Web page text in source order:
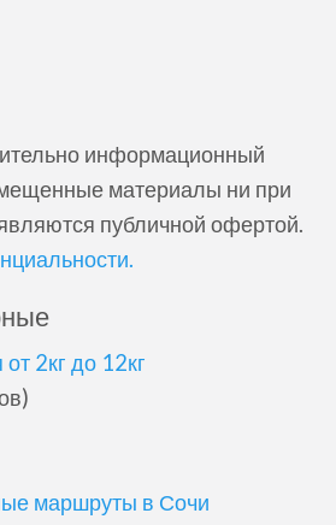
информационный
материалы ни при
публичной офертой.
2кг до 12кг
маршруты в Сочи